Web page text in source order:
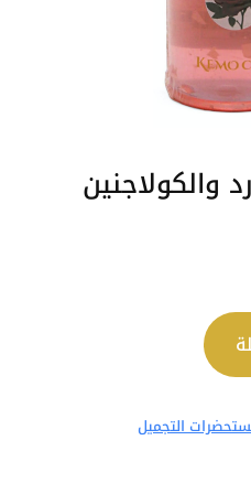
والكولاجنين
التجميل